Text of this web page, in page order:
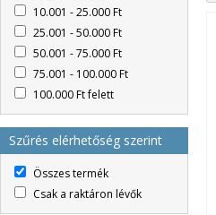
10.001 - 25.000 Ft
25.001 - 50.000 Ft
50.001 - 75.000 Ft
75.001 - 100.000 Ft
100.000 Ft felett
Szűrés elérhetőség szerint
Összes termék
Csak a raktáron lévők